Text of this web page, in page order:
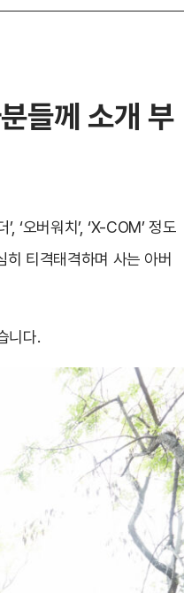
들께 소개 부
‘오버워치’, ‘X-COM’ 정도
티격태격하며 사는 아버
니다.